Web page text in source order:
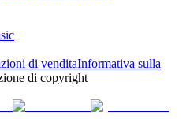
di venditaInformativa sulla
di copyright